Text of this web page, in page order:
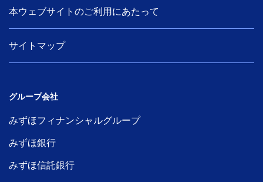
本ウェブサイトのご利用にあたって
サイトマップ
グループ会社
みずほフィナンシャルグループ
みずほ銀行
みずほ信託銀行